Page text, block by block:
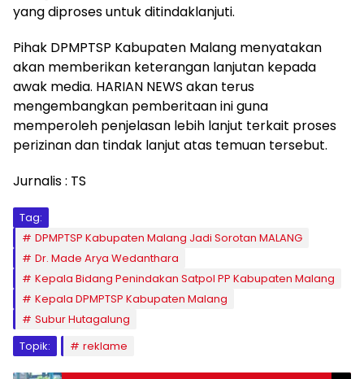
yang diproses untuk ditindaklanjuti.
Pihak DPMPTSP Kabupaten Malang menyatakan
akan memberikan keterangan lanjutan kepada
awak media. HARIAN NEWS akan terus
mengembangkan pemberitaan ini guna
memperoleh penjelasan lebih lanjut terkait proses
perizinan dan tindak lanjut atas temuan tersebut.
Jurnalis : TS
Tag:
DPMPTSP Kabupaten Malang Jadi Sorotan MALANG
Dr. Made Arya Wedanthara
Kepala Bidang Penindakan Satpol PP Kabupaten Malang
Kepala DPMPTSP Kabupaten Malang
Subur Hutagalung
Topik:
reklame